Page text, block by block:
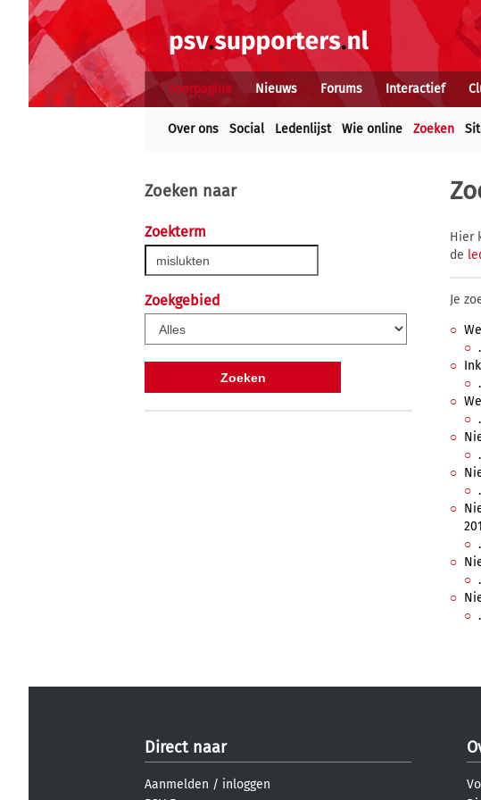
Voorpagina Nieuws Forums Interactief
Over ons Social Ledenlijst Wie online Zoeken
Zoeken naar
Zoekterm
Zoekgebied
Hier
de
Je
Direct naar
Aanmelden / inloggen